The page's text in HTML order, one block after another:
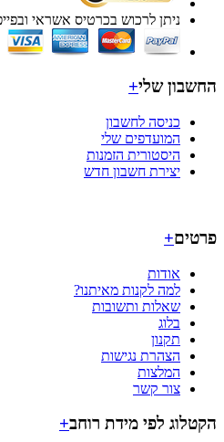
ניתן לרכוש בכרטיס אשראי ובפייפאל
שלי+
כניסה לחשבון
המועדפים שלי
היסטורית הזמנות
יצירת חשבון חדש
+
אודות
למה לקנות מאיתנו?
שאלות ותשובות
בלוג
תקנון
הצהרת נגישות
המלצות
צור קשר
לפי מידת רוחב +